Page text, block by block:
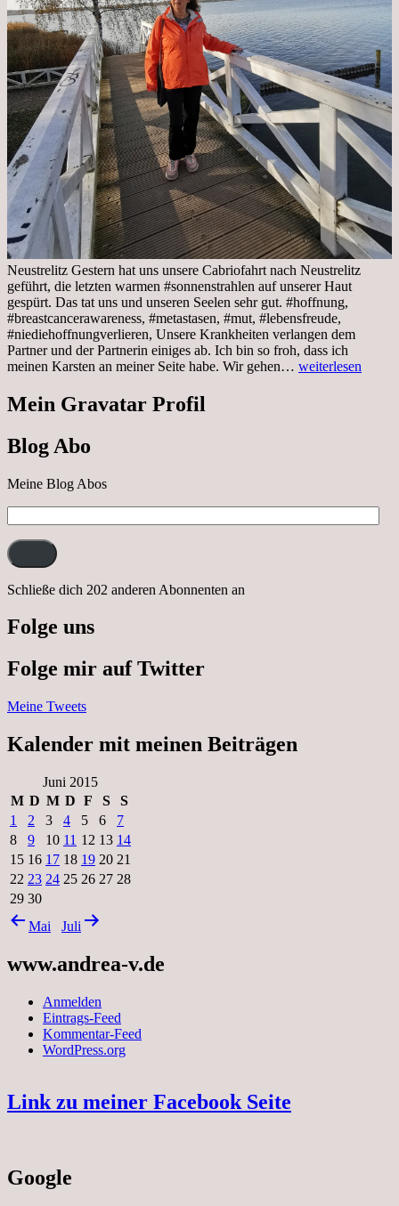
Neustrelitz Gestern hat uns unsere Cabriofahrt nach Neustrelitz
geführt, die letzten warmen #sonnenstrahlen auf unserer Haut
gespürt. Das tat uns und unseren Seelen sehr gut. #hoffnung,
#breastcancerawareness, #metastasen, #mut, #lebensfreude,
#niediehoffnungverlieren, Unsere Krankheiten verlangen dem
Partner und der Partnerin einiges ab. Ich bin so froh, dass ich
meinen Karsten an meiner Seite habe. Wir gehen… Sonnabend,
weiterlesen
Mein Gravatar Profil
Blog Abo
Meine Blog Abos
Mail-
Adresse:
Schließe dich 202 anderen Abonnenten an
Folge uns
Folge mir auf Twitter
Meine Tweets
Kalender mit meinen Beiträgen
Juni 2015
M D M D F S
S
1
2 3 4 5 6
7
8
9 10 11 12 13 14
15 16 17 18 19 20 21
22 23 24 25 26 27 28
29 30
Mai
Juli
www.andrea-v.de
Anmelden
Eintrags-Feed
Kommentar-Feed
WordPress.org
Link zu meiner Facebook Seite
Google